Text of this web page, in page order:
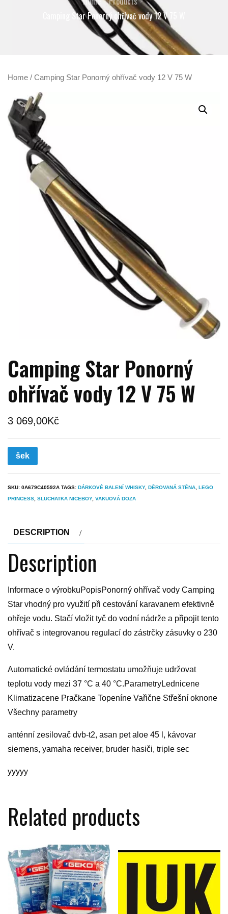
Camping Star Ponorný ohřívač vody 12 V 75 W
Home / Camping Star Ponorný ohřívač vody 12 V 75 W
Camping Star Ponorný
ohřívač vody 12 V 75 W
3 069,00Kč
šek
SKU: 0A679C40592A TAGS: DÁRKOVÉ BALENÍ WHISKY, DĚROVANÁ STĚNA LEGO
PRINCESS SLUCHATKA NICEBOY, VAKUOVÁ DOZA
DESCRIPTION
Description
Informace o výrobkuPopisPonorný ohřívač vody Camping
Star vhodný pro využití při cestování karavanem efektivně
ohřeje vodu. Stačí vložit tyč do vodní nádrže a připojit tento
ohřívač s integrovanou regulací do zástrčky zásuvky o 230
V.
Automatické ovládání termostatu umožňuje udržovat
teplotu vody mezi 37 °C a 40 °C.ParametryLednicene
Klimatizacene Pračkane Topeníne Vařične Střešní oknone
Všechny parametry
anténní zesilovač dvb-t2, asan pet aloe 45 l, kávovar
siemens, yamaha receiver, bruder hasiči, triple sec
yyyyy
Related products